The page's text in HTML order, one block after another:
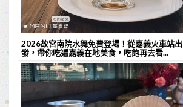
2026故宮南院水舞免費登場！從嘉義火車站出
發，帶你吃遍嘉義在地美食，吃飽再去看...